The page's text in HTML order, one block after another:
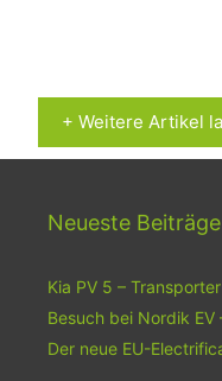
+ Weitere Artikel
Neueste Beiträge
Kia PV 5 –
Besuch bei Nordik
Der neue EU-